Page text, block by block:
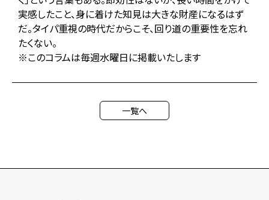
実感したこと、身に着けた知見は大きな財産になるはず
だ。タイパ重視の時代だからこそ、回り道の重要性を忘れ
たくない。
※このコラムは毎週水曜日に掲載いたします
一覧へ